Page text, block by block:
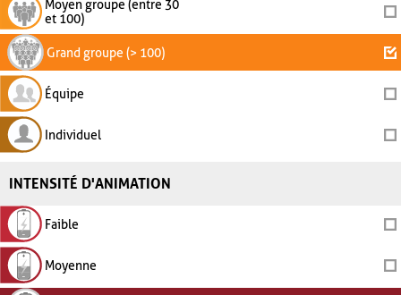
Moyen groupe (entre 30
et 100)
Grand groupe (> 100)
Équipe
Individuel
INTENSITÉ D'ANIMATION
Faible
Moyenne